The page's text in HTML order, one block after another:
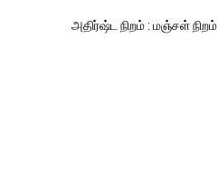
அதிர்ஷ்ட நிறம் : மஞ்சள் நிறம்